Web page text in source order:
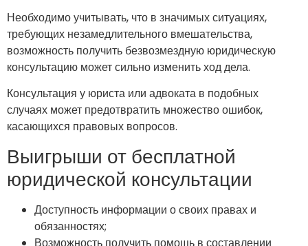
Необходимо учитывать, что в значимых ситуациях,
требующих незамедлительного вмешательства,
возможность получить безвозмездную юридическую
консультацию может сильно изменить ход дела.
Консультация у юриста или адвоката в подобных
случаях может предотвратить множество ошибок,
касающихся правовых вопросов.
Выигрыши от бесплатной
юридической консультации
Доступность информации о своих правах и
обязанностях;
Возможность получить помощь в составлении